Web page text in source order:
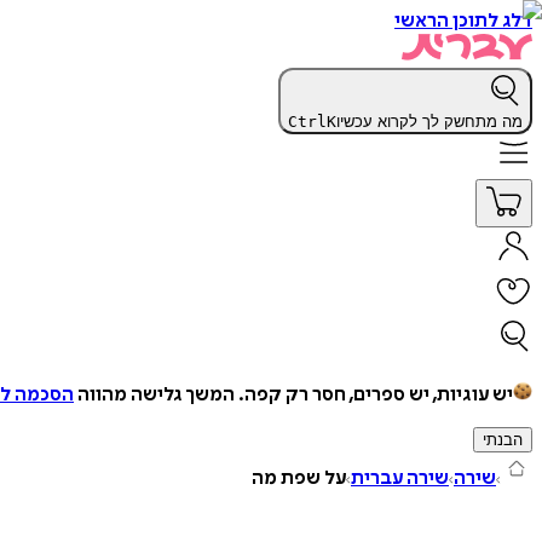
דלג לתוכן הראשי
מה מתחשק לך לקרוא עכשיו CtrlK
יש עוגיות, יש ספרים, חסר רק קפה. המשך גלישה מהווה הסכמה
הבנתי
שירה שירה עברית על שפת מה